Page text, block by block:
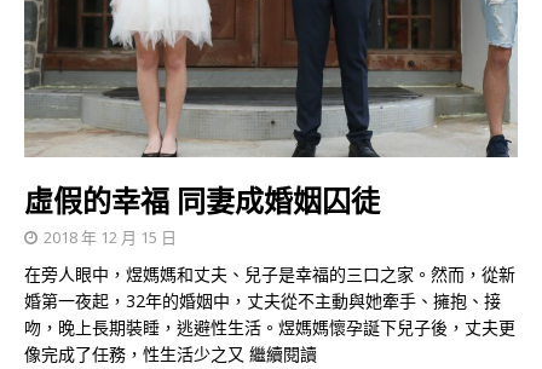
虛假的幸福 同妻成婚姻囚徒
2018 年 12 月 15 日
在旁人眼中，煜媽媽和丈夫、兒子是幸福的三口之家。然而，從新
婚第一夜起，32年的婚姻中，丈夫從不主動與她牽手、擁抱、接
吻，晚上長期裝睡，逃避性生活。煜媽媽懷孕誕下兒子後，丈夫更
像完成了任務，性生活少之又 繼續閱讀